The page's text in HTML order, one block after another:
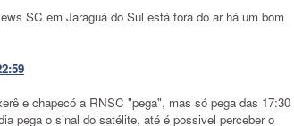
SC em Jaraguá do Sul está fora do ar há um bom
e chapecó a RNSC "pega", mas só pega das 17:30
pega o sinal do satélite, até é possivel perceber o